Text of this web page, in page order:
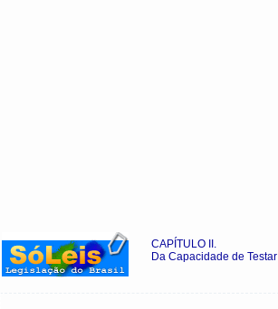
CAPÍTULO II.
Da Capacidade de Testar